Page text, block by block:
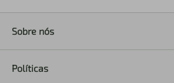
Sobre nós
Políticas